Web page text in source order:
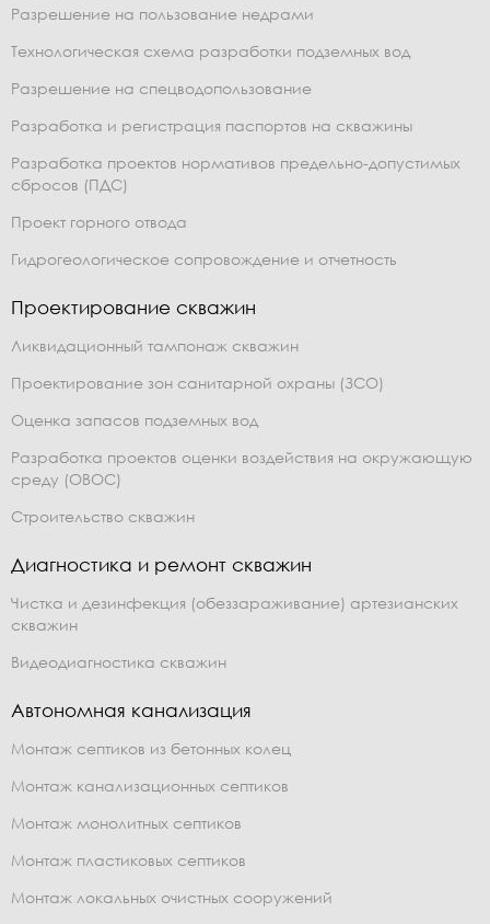
Разрешение на пользование недрами
Технологическая схема разработки подземных вод
Разрешение на спецводопользование
Разработка и регистрация паспортов на скважины
Разработка проектов нормативов предельно-допустимых
сбросов (ПДС)
Проект горного отвода
Гидрогеологическое сопровождение и отчетность
Проектирование скважин
Ликвидационный тампонаж скважин
Проектирование зон санитарной охраны (ЗСО)
Оценка запасов подземных вод
Разработка проектов оценки воздействия на окружающую
среду (ОВОС)
Строительство скважин
Диагностика и ремонт скважин
Чистка и дезинфекция (обеззараживание) артезианских
скважин
Видеодиагностика скважин
Автономная канализация
Монтаж септиков из бетонных колец
Монтаж канализационных септиков
Монтаж монолитных септиков
Монтаж пластиковых септиков
Монтаж локальных очистных сооружений